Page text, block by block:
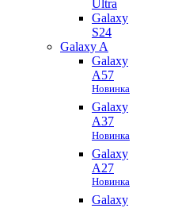
Ultra
Galaxy
S24
Galaxy A
Galaxy
A57
Новинка
Galaxy
A37
Новинка
Galaxy
A27
Новинка
Galaxy